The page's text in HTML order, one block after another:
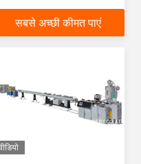
सबसे अच्छी कीमत पाएं